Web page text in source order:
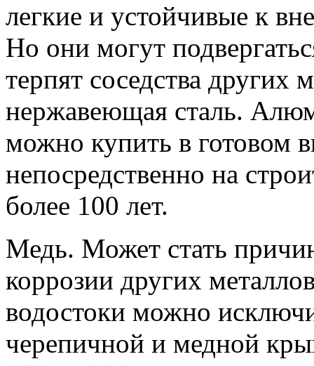
легкие и устойчивые к
Но они могут
терпят соседства других
нержавеющая сталь.
можно купить в готовом
непосредственно на
более 100 лет.
Медь. Может стать
коррозии других
водостоки можно
черепичной и медной